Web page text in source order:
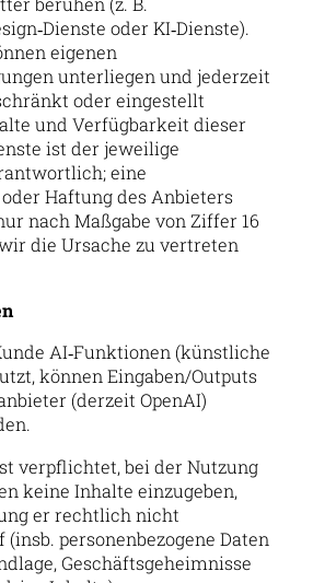
oder KI‑Dienste).
eigenen
unterliegen und jederzeit
oder eingestellt
und Verfügbarkeit dieser
ist der jeweilige
eine
Haftung des Anbieters
nach Maßgabe von Ziffer 16
die Ursache zu vertreten
AI‑Funktionen (künstliche
können Eingaben/Outputs
(derzeit OpenAI)
verpflichtet, bei der Nutzung
keine Inhalte einzugeben,
er rechtlich nicht
personenbezogene Daten
Geschäftsgeheimnisse